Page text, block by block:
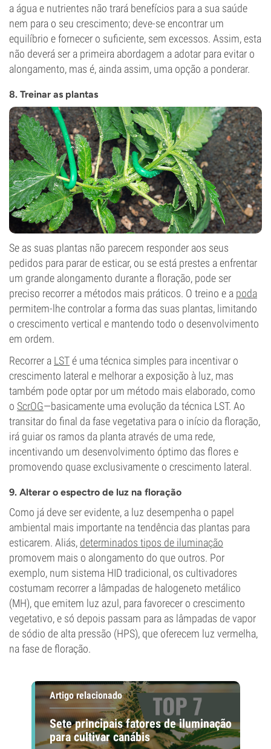
a água e nutrientes não trará benefícios para a sua saúde
nem para o seu crescimento; deve-se encontrar um
equilíbrio e fornecer o suficiente, sem excessos. Assim, esta
não deverá ser a primeira abordagem a adotar para evitar o
alongamento, mas é, ainda assim, uma opção a ponderar.
8. Treinar as plantas
Se as suas plantas não parecem responder aos seus
pedidos para parar de esticar, ou se está prestes a enfrentar
um grande alongamento durante a floração, pode ser
preciso recorrer a métodos mais práticos. O treino e a poda
permitem-lhe controlar a forma das suas plantas, limitando
o crescimento vertical e mantendo todo o desenvolvimento
em ordem.
Recorrer a LSTé uma técnica simples para incentivar o
crescimento lateral e melhorar a exposição à luz, mas
também pode optar por um método mais elaborado, como
o ScrOG—basicamente uma evolução da técnica LST. Ao
transitar do final da fase vegetativa para o início da floração,
irá guiar os ramos da planta através de uma rede,
incentivando um desenvolvimento óptimo das flores e
promovendo quase exclusivamente o crescimento lateral.
9. Alterar o espectro de luz na floração
Como já deve ser evidente, a luz desempenha o papel
ambiental mais importante na tendência das plantas para
esticarem. Aliás, determinados tipos de iluminação
promovem mais o alongamento do que outros. Por
exemplo, num sistema HID tradicional, os cultivadores
costumam recorrer a lâmpadas de halogeneto metálico
(MH), que emitem luz azul, para favorecer o crescimento
vegetativo, e só depois passam para as lâmpadas de vapor
de sódio de alta pressão (HPS), que oferecem luz vermelha,
na fase de floração.
Artigo relacionado
Sete principais fatores de iluminação
para cultivar canábis